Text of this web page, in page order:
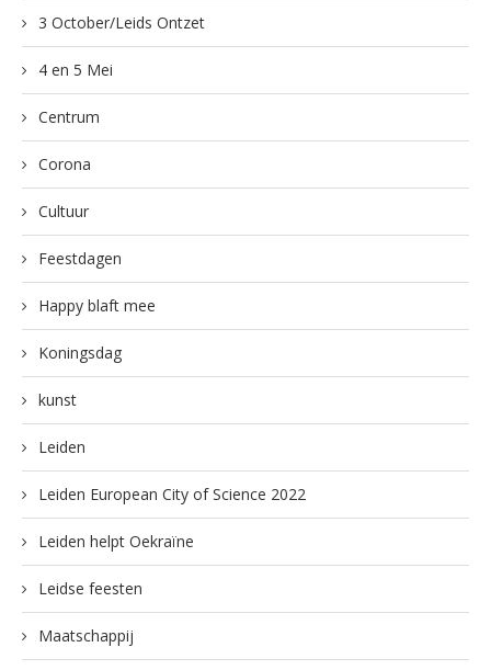
3 October/Leids Ontzet
4 en 5 Mei
Centrum
Corona
Cultuur
Feestdagen
Happy blaft mee
Koningsdag
kunst
Leiden
Leiden European City of Science 2022
Leiden helpt Oekraïne
Leidse feesten
Maatschappij